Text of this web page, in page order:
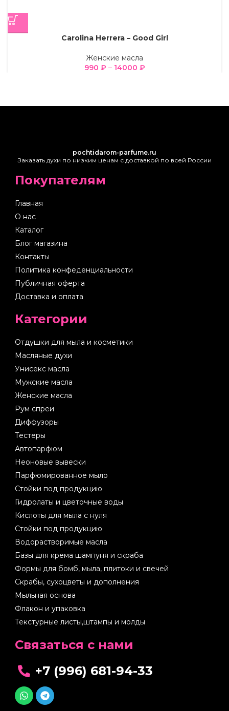
Carolina Herrera – Good Girl
Женские масла
990 ₽ – 14000 ₽
pochtidarom-parfume.ru
Заказать духи по низким ценам с доставкой по всей России
Покупателям
Главная
О нас
Каталог
Блог магазина
Контакты
Политика конфеденциальности
Публичная оферта
Доставка и оплата
Категории
Отдушки для мыла и косметики
Масляные духи
Унисекс масла
Мужские масла
Женские масла
Рум спреи
Диффузоры
Тестеры
Автопарфюм
Неоновые вывески
Парфюмированное мыло
Стойки под продукцию
Гидролаты и цветочные воды
Кислоты для мыла с нуля
Стойки под продукцию
Водорастворимые масла
Базы для крема шампуня и скраба
Формы для бомб, мыла, плитоки и свечей
Скрабы, сухоцветы и дополнения
Мыльная основа
Флакон и упаковка
Текстурные листы,штампы и молды
Cвязаться с нами
+7 (996) 681-94-33